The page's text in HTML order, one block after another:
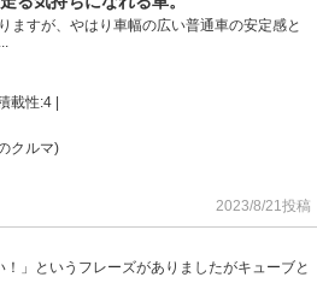
ますが、やはり車幅の広い普通車の安定感と
載性:4 |
クルマ)
2023/8/21投稿
」というフレーズがありましたがキューブと